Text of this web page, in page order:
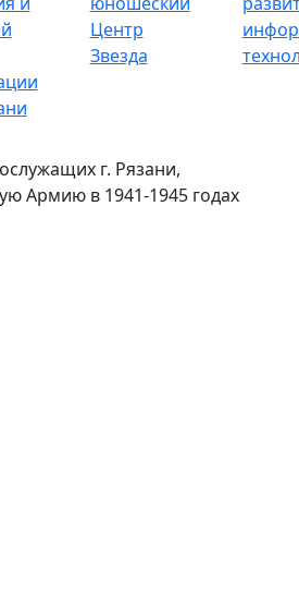
г. Рязани,
Армию в 1941-1945 годах